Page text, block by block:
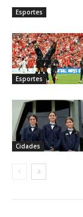
Esportes
Esportes
Cidades